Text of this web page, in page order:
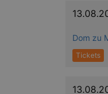
Dom zu
Tickets